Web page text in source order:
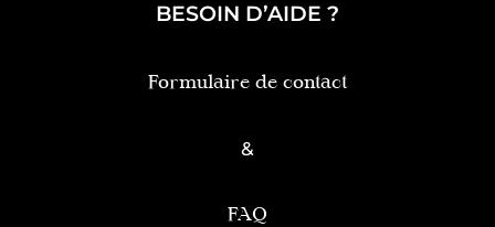
BESOIN D’AIDE ?
Formulaire de contact
&
FAQ